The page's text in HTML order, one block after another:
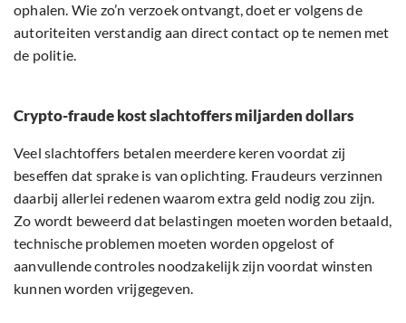
ophalen. Wie zo’n verzoek ontvangt, doet er volgens de
autoriteiten verstandig aan direct contact op te nemen met
de politie.
Crypto-fraude kost slachtoffers miljarden dollars
Veel slachtoffers betalen meerdere keren voordat zij
beseffen dat sprake is van oplichting. Fraudeurs verzinnen
daarbij allerlei redenen waarom extra geld nodig zou zijn.
Zo wordt beweerd dat belastingen moeten worden betaald,
technische problemen moeten worden opgelost of
aanvullende controles noodzakelijk zijn voordat winsten
kunnen worden vrijgegeven.